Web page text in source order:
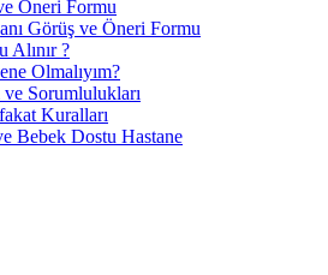
Öneri Formu
Görüş ve Öneri Formu
Alınır ?
Olmalıyım?
ve Sorumlulukları
Kuralları
Bebek Dostu Hastane